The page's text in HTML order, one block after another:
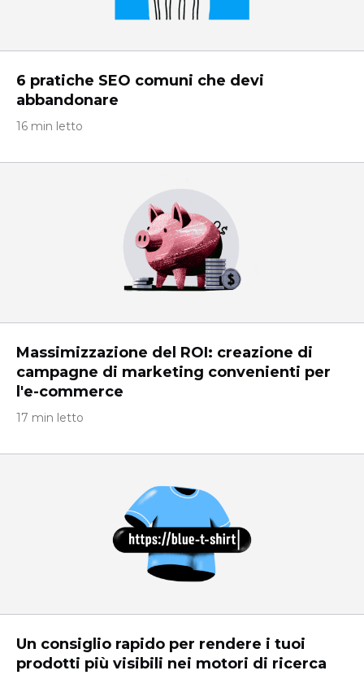
6 pratiche SEO comuni che devi
abbandonare
16 min letto
Massimizzazione del ROI: creazione di
campagne di marketing convenienti per
l'e-commerce
17 min letto
Un consiglio rapido per rendere i tuoi
prodotti più visibili nei motori di ricerca